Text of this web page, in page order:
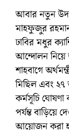
আবার নতুন
মাহফুজুর
ঢাবির মধুর
আন্দোলন নিয়ে
শাহবাগে
মিছিল এবং ২৭
কর্মসূচি ঘোষণা
পর্যন্ত বাড়িয়ে
আয়োজন করা